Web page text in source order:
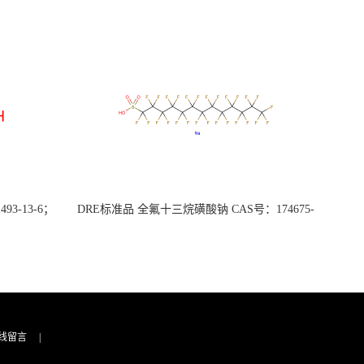
13-6；
DRE标准品 全氟十三烷磺酸钠 CAS号：174675-
留言 |